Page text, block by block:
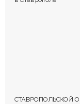
СТАВРОПОЛЬСКОЙ